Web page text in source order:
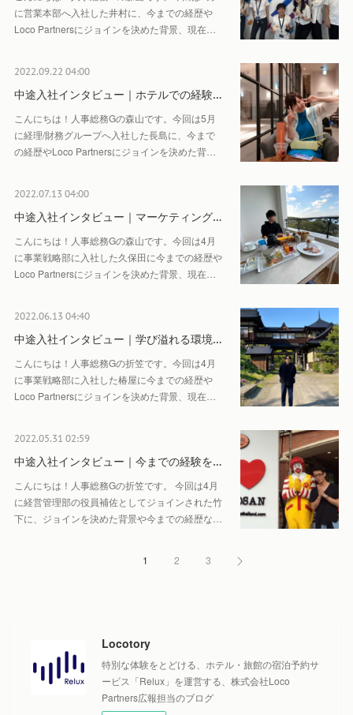
に営業本部へ入社した井村に、今までの経歴や
Loco Partnersにジョインを決めた背景、現在…
2022.09.22 04:00
中途入社インタビュー｜ホテルでの経験…
こんにちは！人事総務Gの森山です。今回は5月
に経理/財務グループへ入社した長島に、今まで
の経歴やLoco Partnersにジョインを決めた背…
2022.07.13 04:00
中途入社インタビュー｜マーケティング…
こんにちは！人事総務Gの森山です。今回は4月
に事業戦略部に入社した久保田に今までの経歴や
Loco Partnersにジョインを決めた背景、現在…
2022.06.13 04:40
中途入社インタビュー｜学び溢れる環境…
こんにちは！人事総務Gの折笠です。今回は4月
に事業戦略部に入社した椿屋に今までの経歴や
Loco Partnersにジョインを決めた背景、現在…
2022.05.31 02:59
中途入社インタビュー｜今までの経験を…
こんにちは！人事総務Gの折笠です。 今回は4月
に経営管理部の役員補佐としてジョインされた竹
下に、ジョインを決めた背景や今までの経歴な…
1 2 3
Locotory
特別な体験をとどける、ホテル・旅館の宿泊予約サ
ービス「Relux」を運営する、株式会社Loco
Partners広報担当のブログ